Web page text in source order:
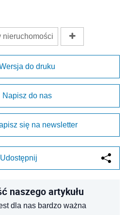
nieruchomości
do druku
Napisz do nas
się na newsletter
Udostępnij
naszego artykułu
dla nas bardzo ważna